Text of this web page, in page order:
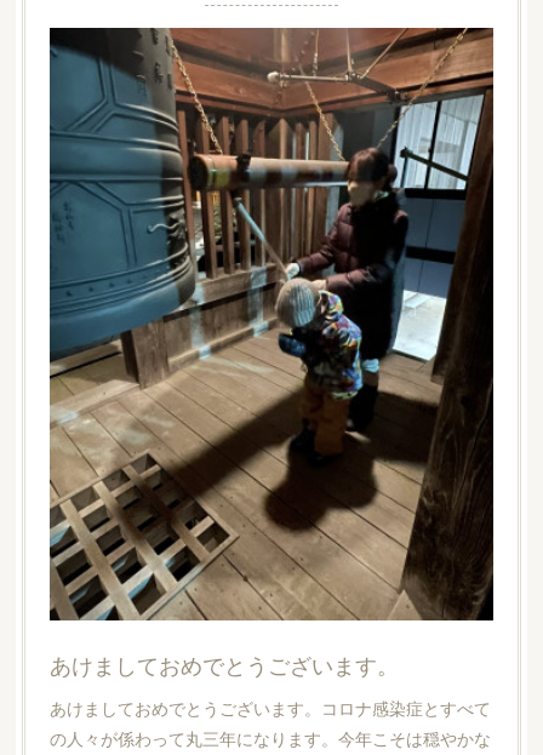
あけましておめでとうございます。
あけましておめでとうございます。コロナ感染症とすべて
の人々が係わって丸三年になります。今年こそは穏やかな